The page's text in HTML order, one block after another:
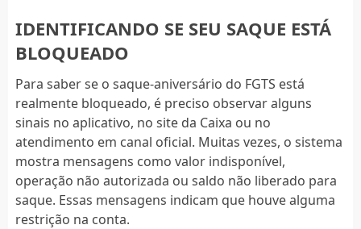
IDENTIFICANDO SE SEU SAQUE ESTÁ
BLOQUEADO
Para saber se o saque-aniversário do FGTS está
realmente bloqueado, é preciso observar alguns
sinais no aplicativo, no site da Caixa ou no
atendimento em canal oficial. Muitas vezes, o sistema
mostra mensagens como valor indisponível,
operação não autorizada ou saldo não liberado para
saque. Essas mensagens indicam que houve alguma
restrição na conta.